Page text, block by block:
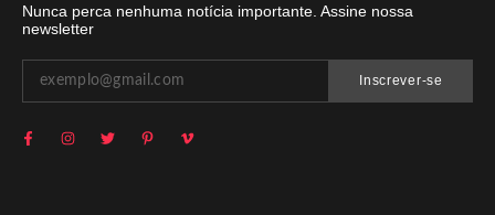
Nunca perca nenhuma notícia importante. Assine nossa
newsletter
Inscrever-se